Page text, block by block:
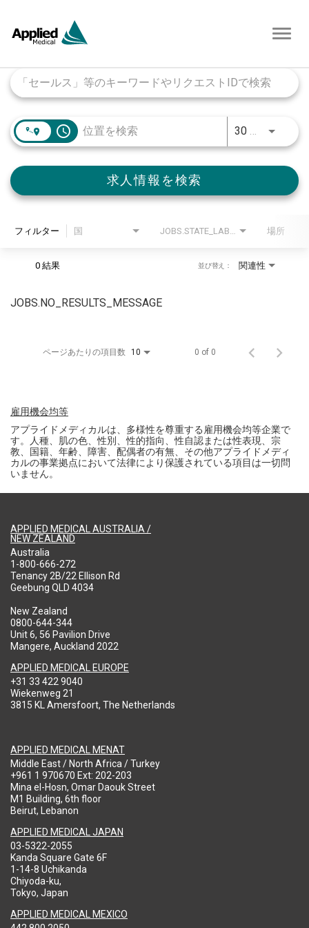
access_time 30 キロメートル
求人情報を検索
フィルター 国 場所
0 結果 関連性
並び替え：
JOBS.NO_RESULTS_MESSAGE
ページあたりの項目数 10 0 of 0
雇用機会均等
アプライドメディカルは、多様性を尊重する雇用機会均等企業で
す。人種、肌の色、性別、性的指向、性自認または性表現、宗
教、国籍、年齢、障害、配偶者の有無、その他アプライドメディ
カルの事業拠点において法律により保護されている項目は一切問
いません。
APPLIED MEDICAL AUSTRALIA /
NEW ZEALAND
Australia
1-800-666-272
Tenancy 2B/22 Ellison Rd
Geebung QLD 4034
New Zealand
0800-644-344
Unit 6, 56 Pavilion Drive
Mangere, Auckland 2022
APPLIED MEDICAL EUROPE
+31 33 422 9040
Wiekenweg 21
3815 KL Amersfoort, The Netherlands
APPLIED MEDICAL MENAT
Middle East / North Africa / Turkey
+961 1 970670 Ext: 202-203
Mina el-Hosn, Omar Daouk Street
M1 Building, 6th floor
Beirut, Lebanon
APPLIED MEDICAL JAPAN
03-5322-2055
Kanda Square Gate 6F
1-14-8 Uchikanda
Chiyoda-ku,
Tokyo, Japan
APPLIED MEDICAL MEXICO